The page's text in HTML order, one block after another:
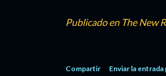
Publicado en The New
Compartir
Enviar la